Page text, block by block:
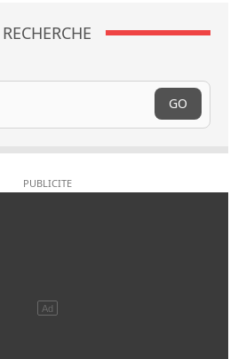
RECHERCHE
GO